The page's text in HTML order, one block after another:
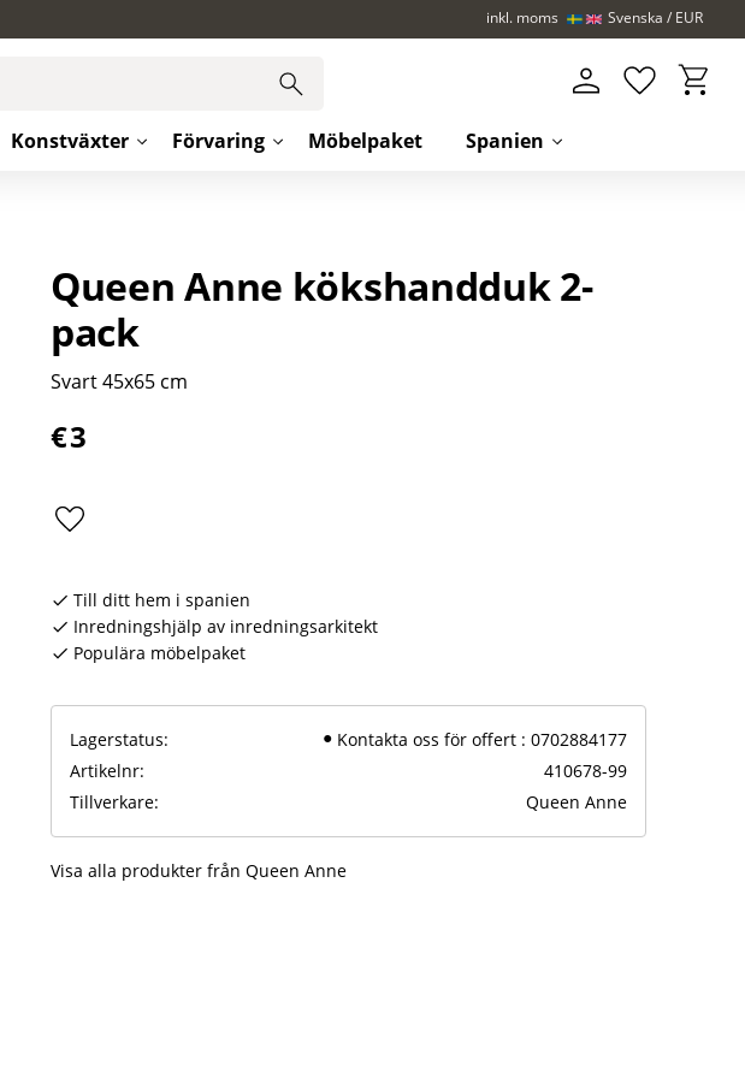
inkl. moms
Konstväxter Förvaring Möbelpaket Spanien
Favoriter
Svenska EUR
Queen Anne kökshandduk 2-
pack
Svart 45x65 cm
€3
Lägg till i favoriter
Till ditt hem i spanien
Inredningshjälp av inredningsarkitekt
Populära möbelpaket
Lagerstatus
Kontakta oss för offert : 0702884177
Artikelnr
410678-99
Tillverkare
Queen Anne
Visa alla produkter från Queen Anne